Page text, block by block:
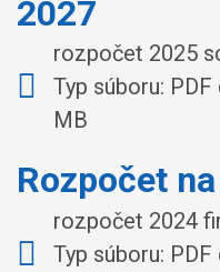
2027
rozpočet 2025
Typ súboru:
MB
Rozpočet
rozpočet 2024
Typ súboru: